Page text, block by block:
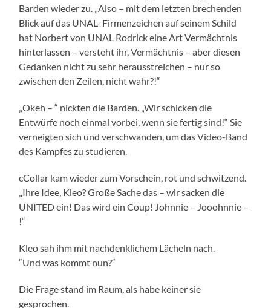
Barden wieder zu. „Also – mit dem letzten brechenden
Blick auf das UNAL- Firmenzeichen auf seinem Schild
hat Norbert von UNAL Rodrick eine Art Vermächtnis
hinterlassen – versteht ihr, Vermächtnis – aber diesen
Gedanken nicht zu sehr herausstreichen – nur so
zwischen den Zeilen, nicht wahr?!“
„Okeh – “ nickten die Barden. „Wir schicken die
Entwürfe noch einmal vorbei, wenn sie fertig sind!“ Sie
verneigten sich und verschwanden, um das Video-Band
des Kampfes zu studieren.
cCollar kam wieder zum Vorschein, rot und schwitzend.
„Ihre Idee, Kleo? Große Sache das – wir sacken die
UNITED ein! Das wird ein Coup! Johnnie – Jooohnnie –
!“
Kleo sah ihm mit nachdenklichem Lächeln nach.
“Und was kommt nun?“
Die Frage stand im Raum, als habe keiner sie
gesprochen.